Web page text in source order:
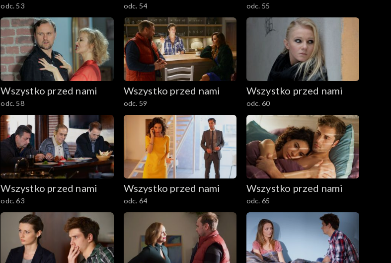
odc. 53 odc. 54 odc. 55
Wszystko przed nami
odc. 58
Wszystko przed nami
odc. 59
Wszystko przed nami
odc. 60
Wszystko przed nami
odc. 63
Wszystko przed nami
odc. 64
Wszystko przed nami
odc. 65